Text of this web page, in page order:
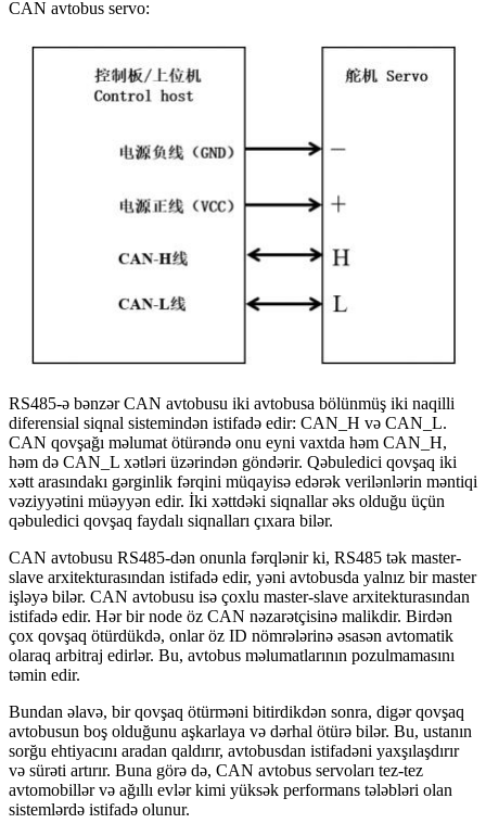
CAN avtobus servo:
RS485-ə bənzər CAN avtobusu iki avtobusa bölünmüş iki naqilli
diferensial siqnal sistemindən istifadə edir: CAN_H və CAN_L.
CAN qovşağı məlumat ötürəndə onu eyni vaxtda həm CAN_H,
həm də CAN_L xətləri üzərindən göndərir. Qəbuledici qovşaq iki
xətt arasındakı gərginlik fərqini müqayisə edərək verilənlərin məntiqi
vəziyyətini müəyyən edir. İki xəttdəki siqnallar əks olduğu üçün
qəbuledici qovşaq faydalı siqnalları çıxara bilər.
CAN avtobusu RS485-dən onunla fərqlənir ki, RS485 tək master-
slave arxitekturasından istifadə edir, yəni avtobusda yalnız bir master
işləyə bilər. CAN avtobusu isə çoxlu master-slave arxitekturasından
istifadə edir. Hər bir node öz CAN nəzarətçisinə malikdir. Birdən
çox qovşaq ötürdükdə, onlar öz ID nömrələrinə əsasən avtomatik
olaraq arbitraj edirlər. Bu, avtobus məlumatlarının pozulmamasını
təmin edir.
Bundan əlavə, bir qovşaq ötürməni bitirdikdən sonra, digər qovşaq
avtobusun boş olduğunu aşkarlaya və dərhal ötürə bilər. Bu, ustanın
sorğu ehtiyacını aradan qaldırır, avtobusdan istifadəni yaxşılaşdırır
və sürəti artırır. Buna görə də, CAN avtobus servoları tez-tez
avtomobillər və ağıllı evlər kimi yüksək performans tələbləri olan
sistemlərdə istifadə olunur.